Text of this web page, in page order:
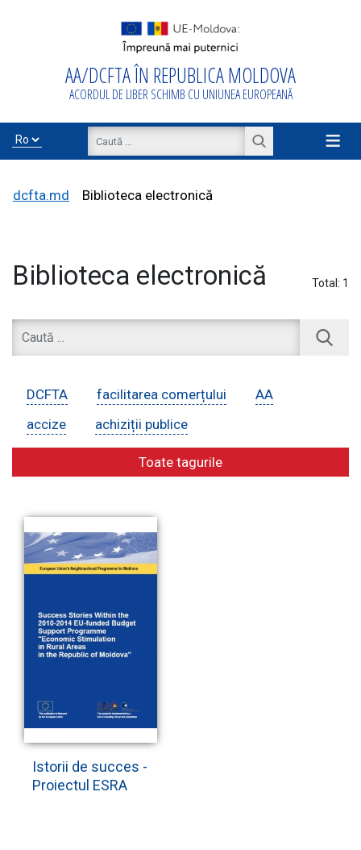
AA/DCFTA ÎN REPUBLICA MOLDOVA
ACORDUL DE LIBER SCHIMB CU UNIUNEA EUROPEANĂ
≡
Export/Import
Proiecte de
asistență
dcfta.md Biblioteca electronică
Biblioteca electronică Total: 1
DCFTA facilitarea comerțului
AA
accize
achiziții publice
Toate tagurile
Istorii de succes -
Proiectul ESRA